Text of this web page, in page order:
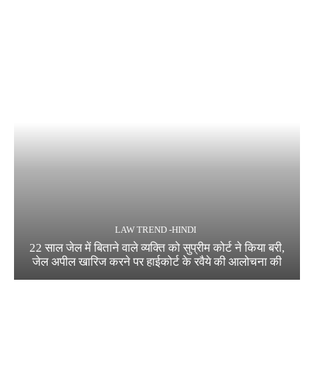
LAW TREND -HINDI
22 साल जेल में बिताने वाले व्यक्ति को सुप्रीम कोर्ट ने किया बरी,
जेल अपील खारिज करने पर हाईकोर्ट के रवैये की आलोचना की